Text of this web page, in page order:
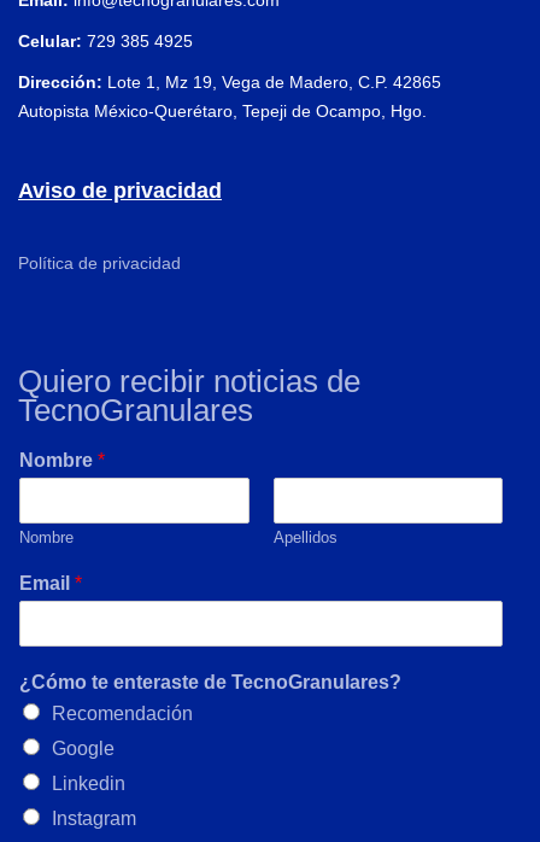
Celular: 729 385 4925
Dirección: Lote 1, Mz 19, Vega de Madero, C.P. 42865
Autopista México-Querétaro, Tepeji de Ocampo, Hgo.
Aviso de privacidad
Política de privacidad
Quiero recibir noticias de
TecnoGranulares
Nombre *
Nombre Apellidos
Email *
¿Cómo te enteraste de TecnoGranulares?
Recomendación
Google
Linkedin
Instagram